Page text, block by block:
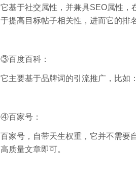
它基于社交属性，并兼具SEO属性，
于提高目标帖子相关性，进而它的排
③百度百科：
它主要基于品牌词的引流推广，比如
④百家号：
百家号，自带天生权重，它并不需要
高质量文章即可。